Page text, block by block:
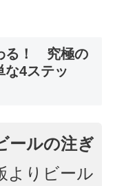
る！ 究極の
な4ステッ
ールの注ぎ
よりビール